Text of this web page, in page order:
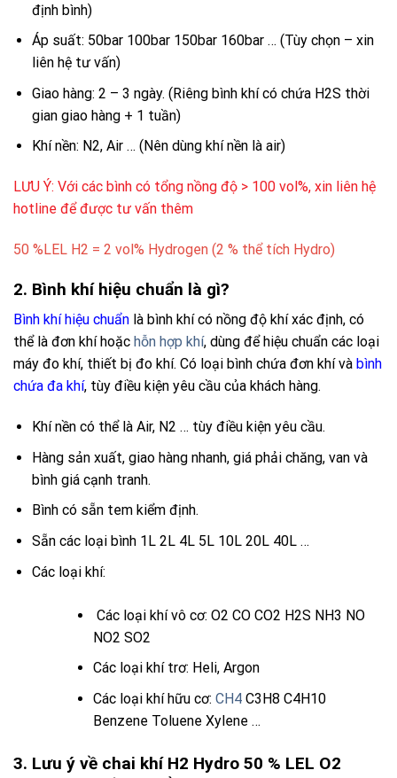
định bình)
Áp suất: 50bar 100bar 150bar 160bar … (Tùy chọn – xin
liên hệ tư vấn)
Giao hàng: 2 – 3 ngày. (Riêng bình khí có chứa H2S thời
gian giao hàng + 1 tuần)
Khí nền: N2, Air … (Nên dùng khí nền là air)
LƯU Ý: Với các bình có tổng nồng độ > 100 vol%, xin liên hệ
hotline để được tư vấn thêm
50 %LEL H2 = 2 vol% Hydrogen (2 % thể tích Hydro)
2. Bình khí hiệu chuẩn là gì?
Bình khí hiệu chuẩn là bình khí có nồng độ khí xác định, có
thể là đơn khí hoặc hỗn hợp khí, dùng để hiệu chuẩn các loại
máy đo khí, thiết bị đo khí. Có loại bình chứa đơn khí và bình
chứa đa khí, tùy điều kiện yêu cầu của khách hàng.
Khí nền có thể là Air, N2 … tùy điều kiện yêu cầu.
Hàng sản xuất, giao hàng nhanh, giá phải chăng, van và
bình giá cạnh tranh.
Bình có sẵn tem kiểm định.
Sẵn các loại bình 1L 2L 4L 5L 10L 20L 40L …
Các loại khí:
Các loại khí vô cơ: O2 CO CO2 H2S NH3 NO
NO2 SO2
Các loại khí trơ: Heli, Argon
Các loại khí hữu cơ: CH4C3H8 C4H10
Benzene Toluene Xylene …
3. Lưu ý về chai khí H2 Hydro 50 % LEL O2